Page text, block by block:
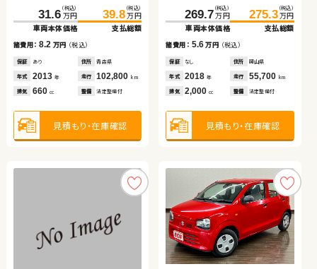
31.6 （税込）
万円
車両本体価格
39.8 （税込）
万円
支払総額
諸費用：8.2 万円 （税込）
保証 あり 住所 青森県
年式 2013 年 走行 102,800 km
排気 660 cc 整備 法定整備付
見積もり・在庫確認
269.7 （税込）
万円
車両本体価格
275.3 （税込）
万円
支払総額
諸費用： 5.6万円 （税込）
保証 なし 住所 岡山県
年式 2018年 走行 55,700 km
排気 2,000cc 整備 法定整備付
見積もり・在庫確認
78.5 （税込）
万円
車両本体価格
90.4 （税込）
万円
支払総額
諸費用：11.9万円（税込）
保証 あり 住所 青森県
年式 2013 年 走行 52,500km
排気 1,300 整備 法定整備付
見積もり・在庫確認
64.8 （税込）
万円
車両本体価格
86.0 （税込）
万円
支払総額
諸費用： 21.2万円（税込）
保証 あり 住所 三重県
年式 2009年 走行 96,900 km
排気 2,400cc 整備 法定整備付
見積もり・在庫確認
日産 セレナ
315.0万円
車両本体価格
諸費用：5.5 万円 （税込）
保証 なし 住所 千葉県
排気 2,000cc 整備 法定整備付
29.2 （税込）
万円
車両本体価格
40.8 （税込）
万円
支払総額
諸費用： 11.6万円（税込）
保証 あり 住所 埼玉県
年式 2012年 走行 74,700 km
排気 1,400cc 整備 法定整備付
見積もり・在庫確認